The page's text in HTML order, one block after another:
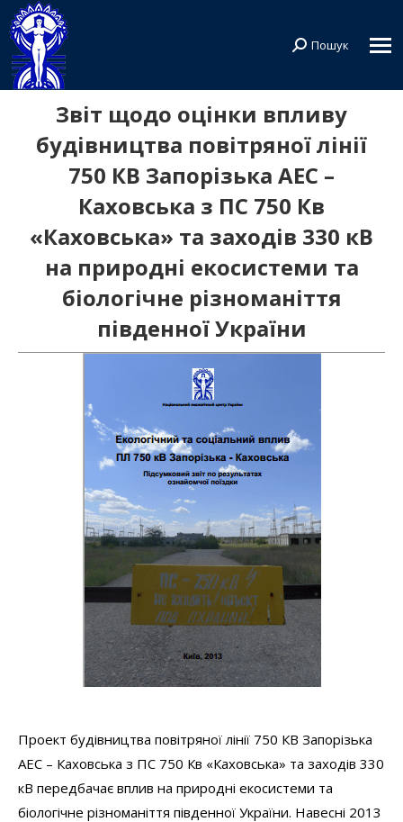
Search:
Пошук
Звіт щодо оцінки впливу
будівництва повітряної лінії
750 КВ Запорізька АЕС –
Каховська з ПС 750 Кв
«Каховська» та заходів 330 кВ
на природні екосистеми та
біологічне різноманіття
південної України
Проект будівництва повітряної лінії 750 КВ Запорізька
АЕС – Каховська з ПС 750 Кв «Каховська» та заходів 330
кВ передбачає вплив на природні екосистеми та
біологічне різноманіття південної України. Навесні 2013